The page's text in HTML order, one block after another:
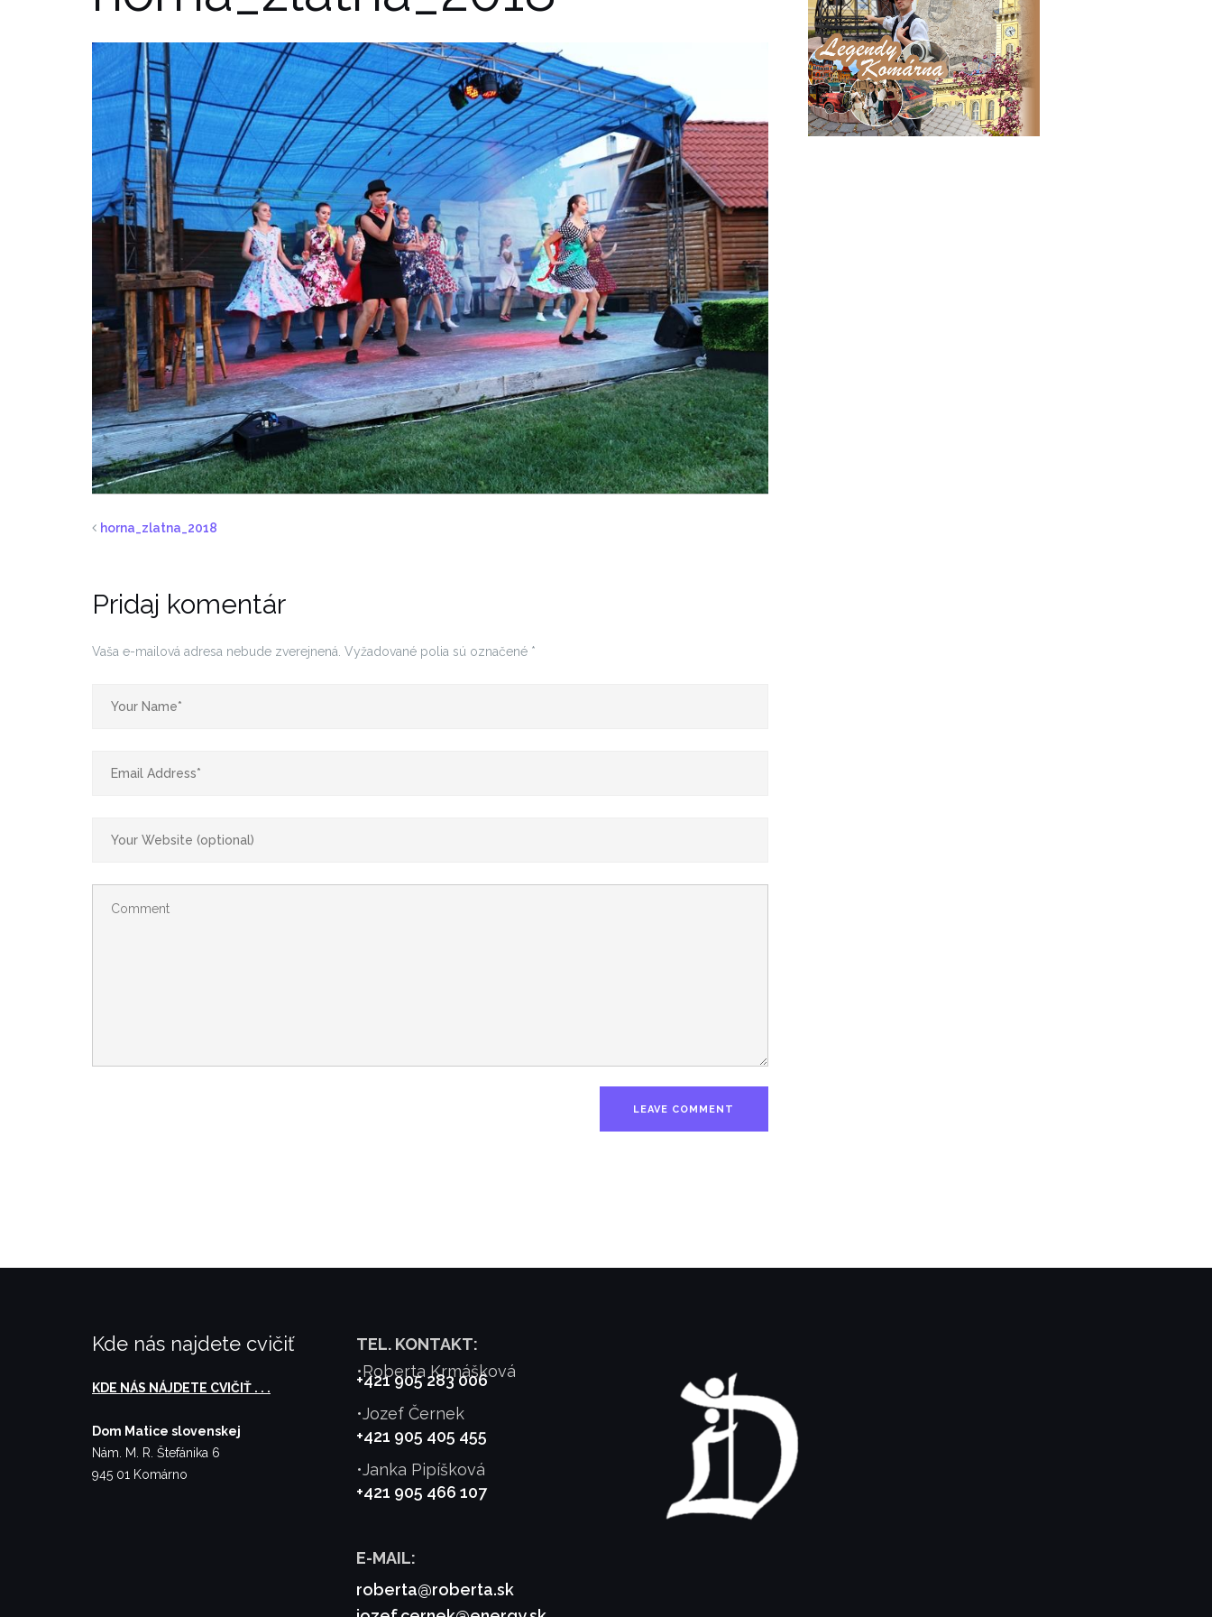
horna_zlatna_2018
Pridaj komentár
Vaša e-mailová adresa nebude zverejnená. Vyžadované polia sú označené *
Kde nás najdete cvičiť
KDE NÁS NÁJDETE CVIČIŤ . . .
Dom Matice slovenskej
Nám. M. R. Štefánika 6
945 01 Komárno
TEL. KONTAKT:
•Roberta Krmášková
+421 905 283 006
•Jozef Černek
+421 905 405 455
•Janka Pipíšková
+421 905 466 107
E-MAIL:
roberta@roberta.sk